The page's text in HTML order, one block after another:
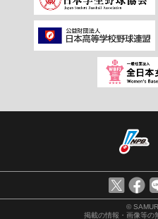
©
掲載の情報・画像等の